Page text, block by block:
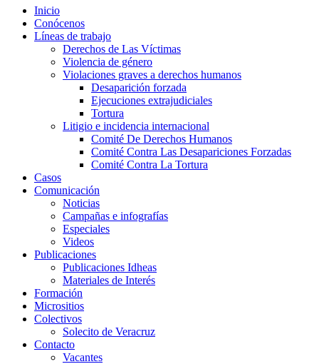
Inicio
Conócenos
Líneas de trabajo
Derechos de Las Víctimas
Violencia de género
Violaciones graves a derechos humanos
Desaparición forzada​
Ejecuciones extrajudiciales
Tortura
Litigio e incidencia internacional
Comité De Derechos Humanos​
Comité Contra Las Desapariciones Forzadas
Comité Contra La Tortura​
Casos
Comunicación
Noticias
Campañas e infografías
Especiales
Videos
Publicaciones
Publicaciones Idheas
Materiales de Interés
Formación
Micrositios
Colectivos
Solecito de Veracruz
Contacto
Vacantes